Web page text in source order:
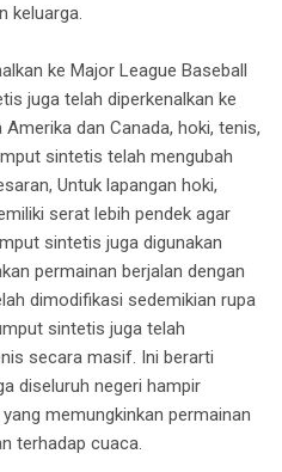
keluarga.
ke Major League Baseball
juga telah diperkenalkan ke
dan Canada, hoki, tenis,
sintetis telah mengubah
Untuk lapangan hoki,
serat lebih pendek agar
sintetis juga digunakan
permainan berjalan dengan
dimodifikasi sedemikian rupa
sintetis juga telah
secara masif. Ini berarti
diseluruh negeri hampir
memungkinkan permainan
terhadap cuaca.